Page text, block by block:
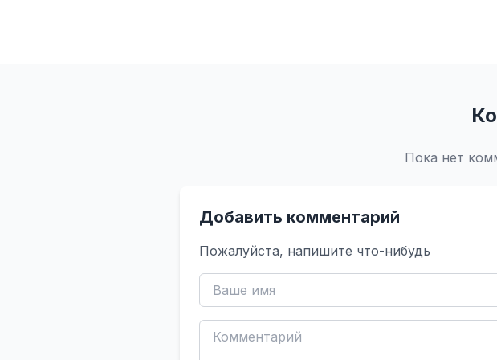
Пока нет
Добавить комментарий
Пожалуйста, напишите что-нибудь